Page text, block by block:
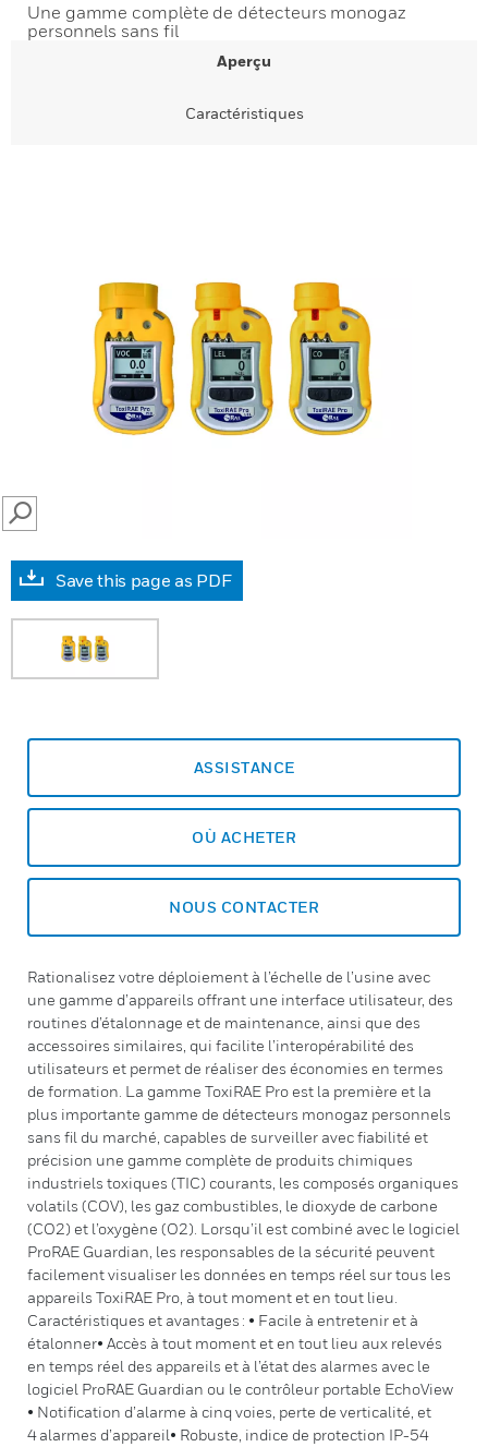
Une gamme complète de détecteurs monogaz
personnels sans fil
Aperçu
Caractéristiques
SEARCH
Save this page as PDF
ASSISTANCE
OÙ ACHETER
NOUS CONTACTER
Rationalisez votre déploiement à l’échelle de l’usine avec
une gamme d’appareils offrant une interface utilisateur, des
routines d’étalonnage et de maintenance, ainsi que des
accessoires similaires, qui facilite l’interopérabilité des
utilisateurs et permet de réaliser des économies en termes
de formation. La gamme ToxiRAE Pro est la première et la
plus importante gamme de détecteurs monogaz personnels
sans fil du marché, capables de surveiller avec fiabilité et
précision une gamme complète de produits chimiques
industriels toxiques (TIC) courants, les composés organiques
volatils (COV), les gaz combustibles, le dioxyde de carbone
(CO2) et l’oxygène (O2). Lorsqu’il est combiné avec le logiciel
ProRAE Guardian, les responsables de la sécurité peuvent
facilement visualiser les données en temps réel sur tous les
appareils ToxiRAE Pro, à tout moment et en tout lieu.
Caractéristiques et avantages : • Facile à entretenir et à
étalonner• Accès à tout moment et en tout lieu aux relevés
en temps réel des appareils et à l’état des alarmes avec le
logiciel ProRAE Guardian ou le contrôleur portable EchoView
• Notification d’alarme à cinq voies, perte de verticalité, et
4 alarmes d’appareil• Robuste, indice de protection IP-54